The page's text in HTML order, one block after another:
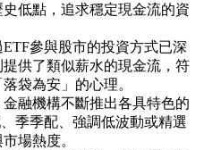
低點，追求穩定現金流的資
ETF參與股市的投資方式已深
供了類似薪水的現金流，符
袋為安」的心理。
金融機構不斷推出各具特色的
季季配、強調低波動或精選
場熱度。